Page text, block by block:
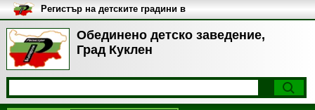
Обединено детско заведение,
Град Куклен
Регистър на детските градини в
България